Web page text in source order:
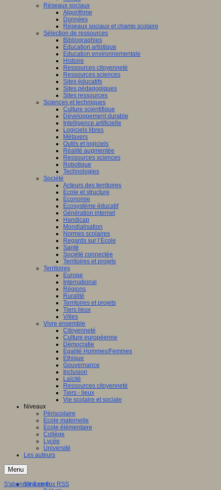
Réseaux sociaux
Algorithme
Données
Réseaux sociaux et champ scolaire
Sélection de ressources
Bibliographies
Education artistique
Education environnementale
Histoire
Ressources citoyenneté
Ressources sciences
Sites éducatifs
Sites pédagogiques
Sites ressources
Sciences et techniques
Culture scientifique
Développement durable
Intelligence artificielle
Logiciels libres
Métavers
Outils et logiciels
Réalité augmentée
Ressources sciences
Robotique
Technologies
Société
Acteurs des territoires
Ecole et structure
Economie
Ecosystème éducatif
Génération internet
Handicap
Mondialisation
Normes scolaires
Regards sur l’Ecole
Santé
Société connectée
Territoires et projets
Territoires
Europe
International
Régions
Ruralité
Territoires et projets
Tiers lieux
Villes
Vivre ensemble
Citoyenneté
Culture européenne
Démocratie
Egalité Hommes/Femmes
Ethique
Gouvernance
Inclusion
Laïcité
Ressources citoyenneté
Tiers - lieux
Vie scolaire et sociale
Niveaux
Périscolaire
Ecole maternelle
Ecole élémentaire
Collège
Lycée
Université
Les auteurs
Menu
S'informer
S'abonner à ce flux RSS